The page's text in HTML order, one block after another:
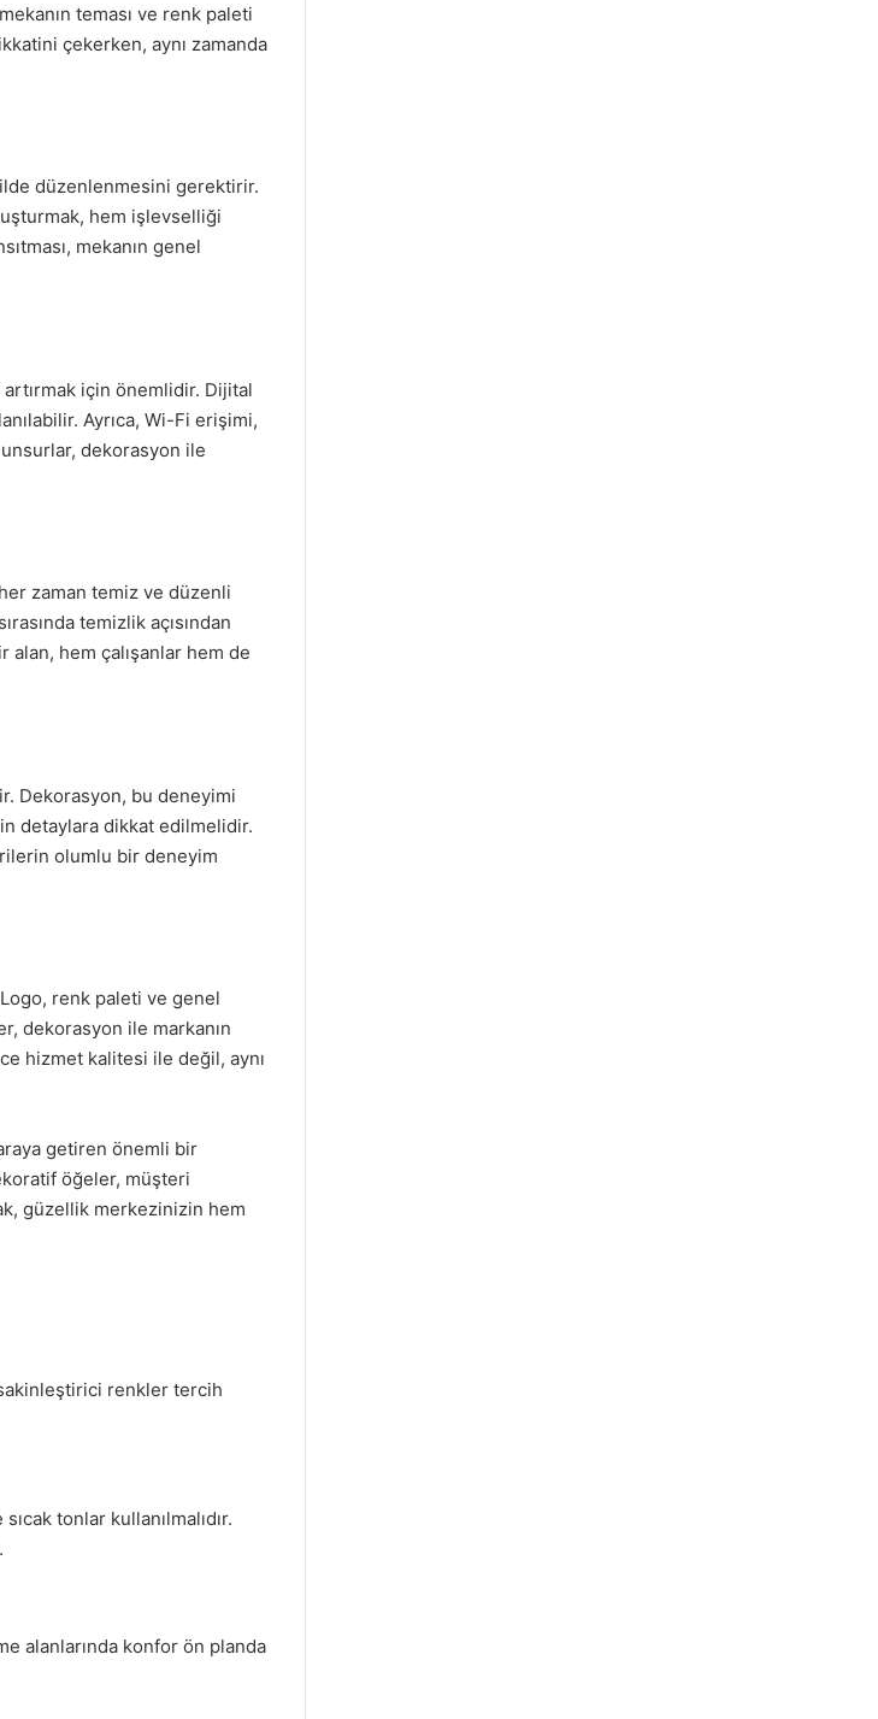
teması ve renk paleti
çekerken, aynı zamanda
düzenlenmesini gerektirir.
hem işlevselliği
mekanın genel
için önemlidir. Dijital
Ayrıca, Wi-Fi erişimi,
dekorasyon ile
zaman temiz ve düzenli
temizlik açısından
hem çalışanlar hem de
Dekorasyon, bu deneyimi
detaylara dikkat edilmelidir.
olumlu bir deneyim
renk paleti ve genel
dekorasyon ile markanın
hizmet kalitesi ile değil, aynı
getiren önemli bir
öğeler, müşteri
güzellik merkezinizin hem
renkler tercih
tonlar kullanılmalıdır.
alanlarında konfor ön planda